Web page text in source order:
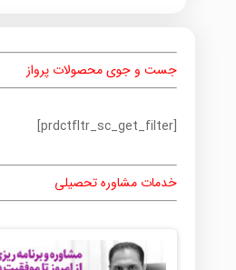
جست و جوی محصولات پرواز
[prdctfltr_sc_get_filter]
خدمات مشاوره تحصیلی